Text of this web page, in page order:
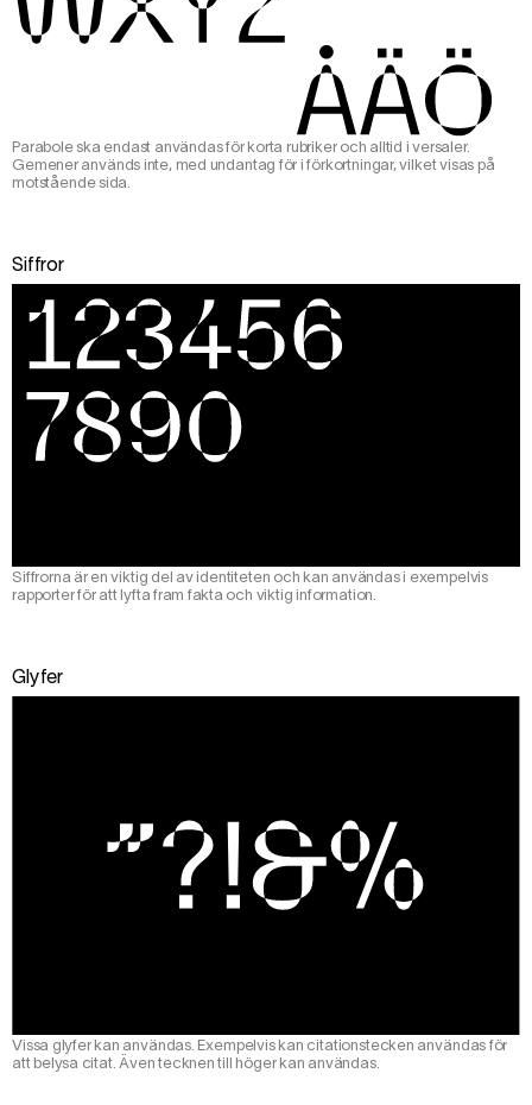
Parabole ska endast användas för korta rubriker och alltid i versaler.
Gemener används inte, med undantag för i förkortningar, vilket visas på
motstående sida.
Siffror
Siffrorna är en viktig del av identiteten och kan användas i exempelvis
rapporter för att lyfta fram fakta och viktig information.
Glyfer
Vissa glyfer kan användas. Exempelvis kan citationstecken användas för
att belysa citat. Även tecknen till höger kan användas.